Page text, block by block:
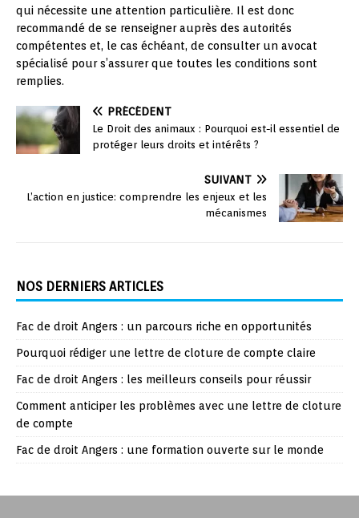
qui nécessite une attention particulière. Il est donc
recommandé de se renseigner auprès des autorités
compétentes et, le cas échéant, de consulter un avocat
spécialisé pour s’assurer que toutes les conditions sont
remplies.
PRÉCÉDENT
Le Droit des animaux : Pourquoi est-il essentiel de
protéger leurs droits et intérêts ?
SUIVANT
L’action en justice: comprendre les enjeux et les
mécanismes
NOS DERNIERS ARTICLES
Fac de droit Angers : un parcours riche en opportunités
Pourquoi rédiger une lettre de cloture de compte claire
Fac de droit Angers : les meilleurs conseils pour réussir
Comment anticiper les problèmes avec une lettre de cloture
de compte
Fac de droit Angers : une formation ouverte sur le monde